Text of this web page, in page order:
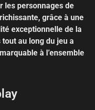
les personnages de
grâce à une
exceptionnelle de la
au long du jeu a
à l’ensemble